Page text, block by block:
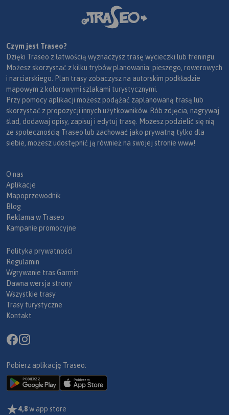
Czym jest Traseo?
Dzięki Traseo z łatwością wyznaczysz trasę wycieczki lub treningu.
Możesz skorzystać z kilku trybów planowania: pieszego, rowerowych
i narciarskiego. Plan trasy zobaczysz na autorskim podkładzie
mapowym z kolorowymi szlakami turystycznymi.
Przy pomocy aplikacji możesz podążać zaplanowaną trasą lub
skorzystać z propozycji innych użytkowników. Rób zdjęcia, nagrywaj
ślad, dodawaj opisy, zapisuj i edytuj trasę. Możesz podzielić się nią
ze społecznością Traseo lub zachować jako prywatną tylko dla
siebie, możesz udostępnić ją również na swojej stronie www!
O nas
Aplikacje
Mapoprzewodnik
Blog
Reklama w Traseo
Kampanie promocyjne
Polityka prywatności
Regulamin
Wgrywanie tras Garmin
Dawna wersja strony
Wszystkie trasy
Trasy turystyczne
Kontakt
Pobierz aplikację Traseo:
4,8w app store